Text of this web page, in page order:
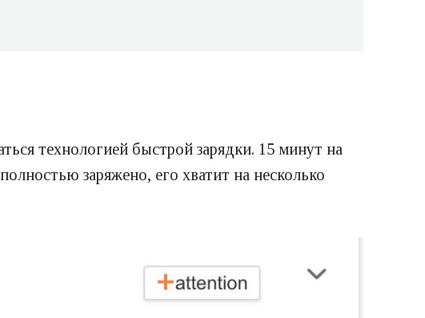
технологией быстрой зарядки. 15 минут на
заряжено, его хватит на несколько